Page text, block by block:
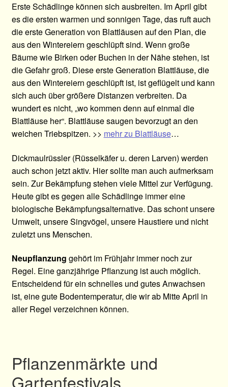
Erste Schädlinge können sich ausbreiten. Im April gibt
es die ersten warmen und sonnigen Tage, das ruft auch
die erste Generation von Blattläusen auf den Plan, die
aus den Wintereiern geschlüpft sind. Wenn große
Bäume wie Birken oder Buchen in der Nähe stehen, ist
die Gefahr groß. Diese erste Generation Blattläuse, die
aus den Wintereiern geschlüpft ist, ist geflügelt und kann
sich auch über größere Distanzen verbreiten. Da
wundert es nicht, „wo kommen denn auf einmal die
Blattläuse her“. Blattläuse saugen bevorzugt an den
weichen Triebspitzen. >> mehr zu Blattläuse…
Dickmaulrüssler (Rüsselkäfer u. deren Larven) werden
auch schon jetzt aktiv. Hier sollte man auch aufmerksam
sein. Zur Bekämpfung stehen viele Mittel zur Verfügung.
Heute gibt es gegen alle Schädlinge immer eine
biologische Bekämpfungsalternative. Das schont unsere
Umwelt, unsere Singvögel, unsere Haustiere und nicht
zuletzt uns Menschen.
Neupflanzung gehört im Frühjahr immer noch zur
Regel. Eine ganzjährige Pflanzung ist auch möglich.
Entscheidend für ein schnelles und gutes Anwachsen
ist, eine gute Bodentemperatur, die wir ab Mitte April in
aller Regel verzeichnen können.
Pflanzenmärkte und
Gartenfestivals